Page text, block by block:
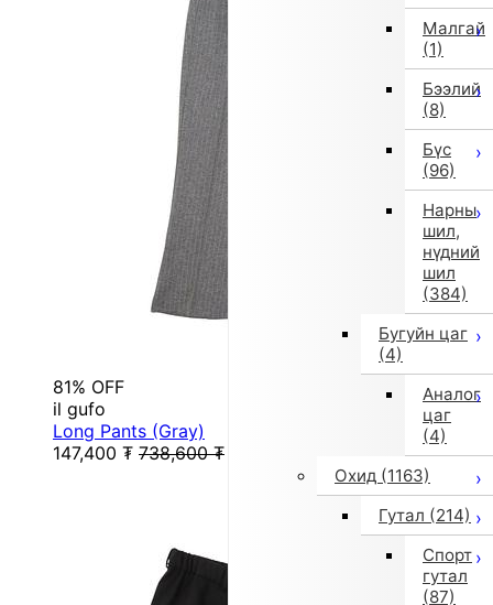
Малгай
(1)
Бээлий
(8)
Бүс
(96)
Нарны
шил,
нүдний
шил
(384)
Бугуйн цаг
(4)
Аналог
цаг
(4)
Охид (1163)
Гутал (214)
Спорт
гутал
(87)
81% OFF
il gufo
Long Pants (Gray)
147,400 ₮ 738,600 ₮